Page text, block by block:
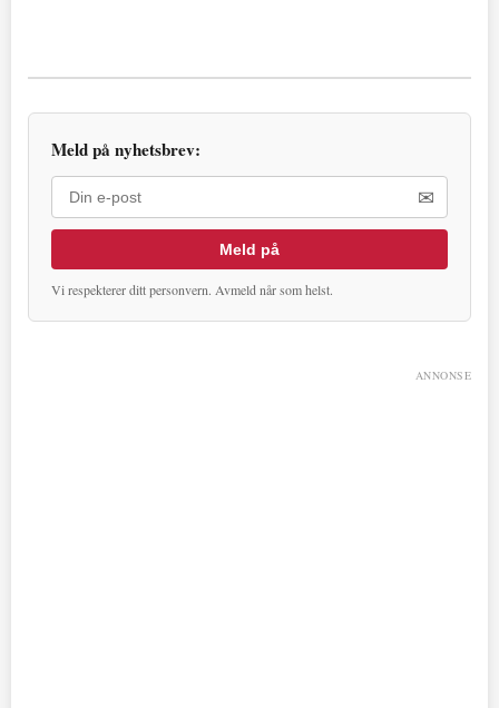
Meld på nyhetsbrev:
✉
Meld på
Vi respekterer ditt personvern. Avmeld når som helst.
ANNONSE